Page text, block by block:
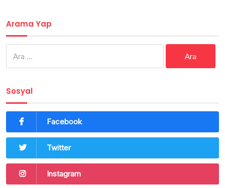
Arama Yap
Sosyal
Facebook
Twitter
Instagram